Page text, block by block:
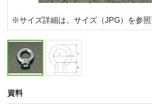
※サイズ詳細は、サイズ（JPG）を参照
資料